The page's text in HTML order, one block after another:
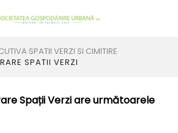
SPATII VERZI SI CIMITIRE
SPATII VERZI
Spații Verzi are următoarele